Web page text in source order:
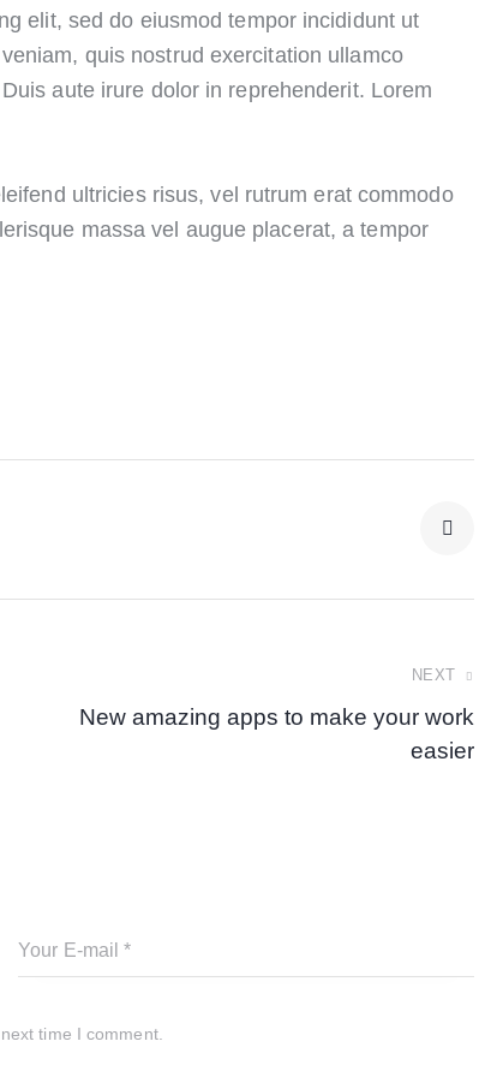
elit, sed do eiusmod tempor incididunt ut
quis nostrud exercitation ullamco
aute irure dolor in reprehenderit. Lorem
ultricies risus, vel rutrum erat commodo
massa vel augue placerat, a tempor
NEXT
New amazing apps to make your work
easier
time I comment.